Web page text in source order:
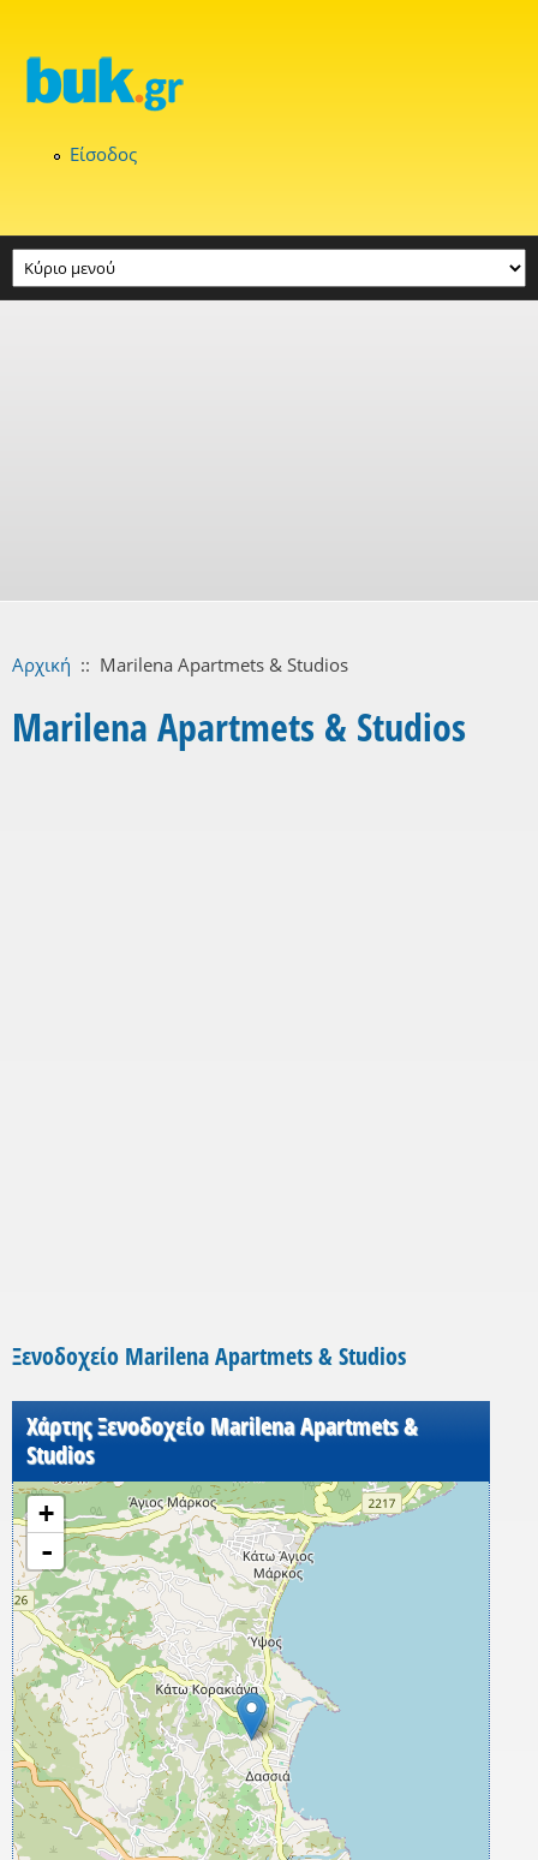
Είσοδος
Αρχική :: Marilena Apartmets & Studios
Marilena Apartmets & Studios
Ξενοδοχείο Marilena Apartmets & Studios
Χάρτης Ξενοδοχείο Marilena Apartmets &
Studios
+
-